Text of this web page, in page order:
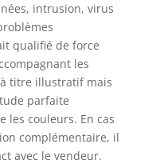
intrusion, virus
qualifié de force
les
titre illustratif mais
parfaite
les couleurs. En cas
complémentaire, il
avec le vendeur.